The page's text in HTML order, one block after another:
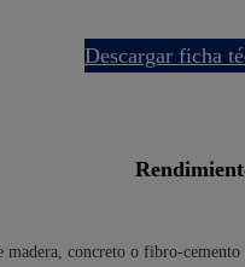
descargar ficha
madera, concreto o fibro-